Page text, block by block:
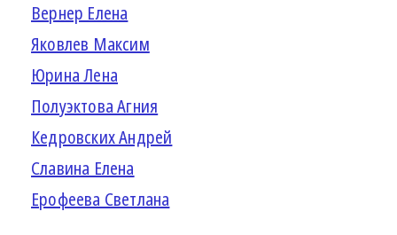
Вернер Елена
Яковлев Максим
Юрина Лена
Полуэктова Агния
Кедровских Андрей
Славина Елена
Ерофеева Светлана